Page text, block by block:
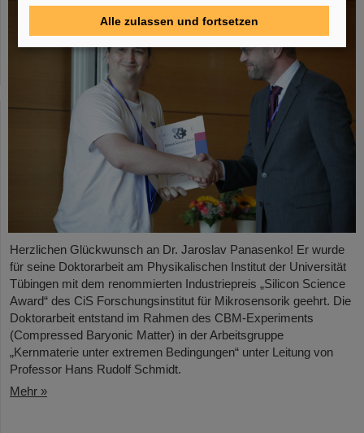
Herzlichen Glückwunsch an Dr. Jaroslav Panasenko! Er wurde
für seine Doktorarbeit am Physikalischen Institut der Universität
Tübingen mit dem renommierten Industriepreis „Silicon Science
Award“ des CiS Forschungsinstitut für Mikrosensorik geehrt. Die
Doktorarbeit entstand im Rahmen des CBM-Experiments
(Compressed Baryonic Matter) in der Arbeitsgruppe
„Kernmaterie unter extremen Bedingungen“ unter Leitung von
Professor Hans Rudolf Schmidt.
Mehr »
Alle zulassen und fortsetzen